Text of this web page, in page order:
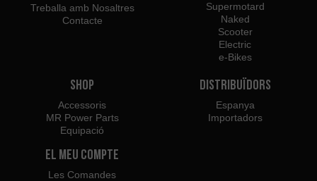
Treballa amb Nosaltres
Contacte
Supermotard
Naked
Scooter
Electric
e-Bikes
Shop
Accessoris
MR Power Parts
Equipació
El meu Compte
Les Comandes
Distribuïdors
Espanya
Importadors